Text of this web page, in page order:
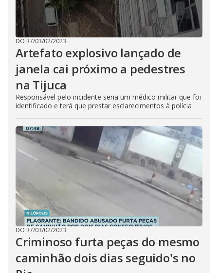
DO R7/03/02/2023
Artefato explosivo lançado de
janela cai próximo a pedestres
na Tijuca
Responsável pelo incidente seria um médico militar que foi
identificado e terá que prestar esclarecimentos à polícia
DO R7/03/02/2023
Criminoso furta peças do mesmo
caminhão dois dias seguido's no